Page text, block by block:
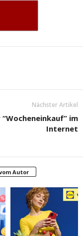
Nächster Artikel
“Wocheneinkauf” im
Internet
Autor